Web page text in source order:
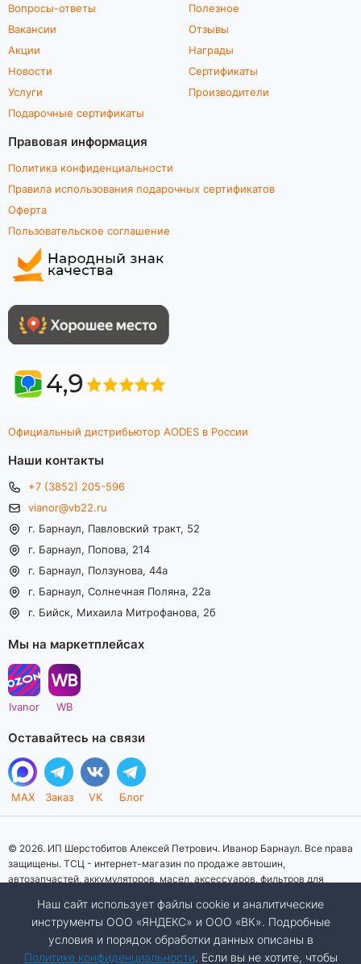
Вопросы-ответы
Вакансии
Акции
Новости
Услуги
Подарочные сертификаты
Полезное
Отзывы
Награды
Сертификаты
Производители
Правовая информация
Политика конфиденциальности
Правила использования подарочных сертификатов
Оферта
Пользовательское соглашение
Официальный дистрибьютор AODES в России
Наши контакты
+7 (3852) 205-596
vianor@vb22.ru
г. Барнаул, Павловский тракт, 52
г. Барнаул, Попова, 214
г. Барнаул, Ползунова, 44а
г. Барнаул, Солнечная Поляна, 22а
г. Бийск, Михаила Митрофанова, 2б
Мы на маркетплейсах
Ivanor WB
Оставайтесь на связи
MAX Заказ VK Блог
© 2026. ИП Шерстобитов Алексей Петрович. Иванор Барнаул. Все права
защищены. ТСЦ - интернет-магазин по продаже автошин,
автозапчастей, аккумуляторов, масел, аксессуаров, фильтров для
информационный характер. Представленная информация о товарах, их
стоимости, характеристик, фото, наличия на складе ни при каких
условиях не является публичной офертой, определяемой положениями
Статьи 437 (2) Гражданского кодекса Российской Федерации.
Наш сайт использует файлы cookie и аналитические
инструменты ООО «ЯНДЕКС» и ООО «ВК». Подробные
условия и порядок обработки данных описаны в
Политике конфиденциальности. Если вы не хотите, чтобы